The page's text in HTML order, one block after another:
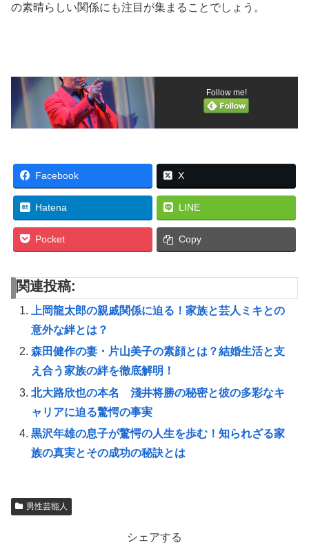
の素晴らしい関係にも注目が集まることでしょう。
Follow me!
Facebook X
Hatena LINE
Pocket Copy
関連投稿:
上岡龍太郎の親戚関係に迫る！家族と芸人ミキとの
意外な絆とは？
森田健作の妻・片山美子の素顔とは？結婚生活と支
え合う家族の絆を徹底解明！
北大路欣也の本名 淺井将勝の秘密と彼の多彩なキ
ャリアに迫る驚愕の事実
黒沢年雄の息子が驚愕の人生を歩む！知られざる家
族の真実とその成功の秘訣とは
男性芸能人
シェアする